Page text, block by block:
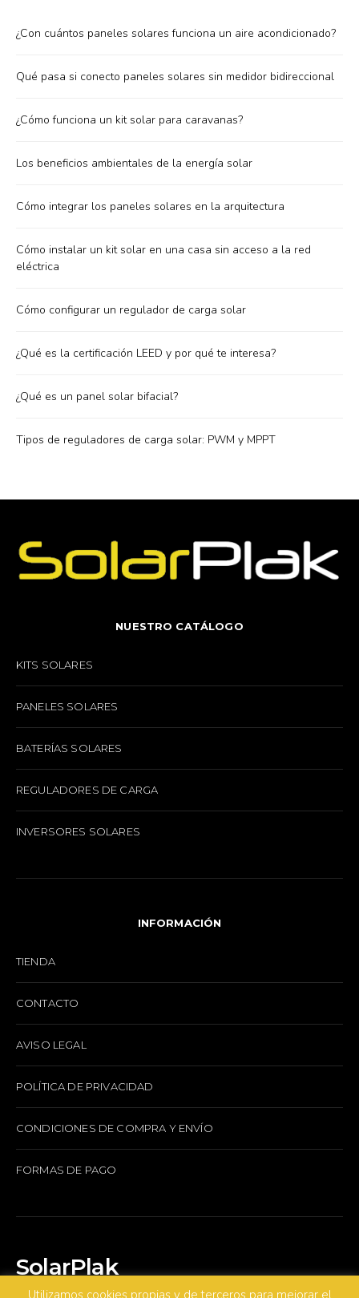
¿Con cuántos paneles solares funciona un aire acondicionado?
Qué pasa si conecto paneles solares sin medidor bidireccional
¿Cómo funciona un kit solar para caravanas?
Los beneficios ambientales de la energía solar
Cómo integrar los paneles solares en la arquitectura
Cómo instalar un kit solar en una casa sin acceso a la red
eléctrica
Cómo configurar un regulador de carga solar
¿Qué es la certificación LEED y por qué te interesa?
¿Qué es un panel solar bifacial?
Tipos de reguladores de carga solar: PWM y MPPT
NUESTRO CATÁLOGO
KITS SOLARES
PANELES SOLARES
BATERÍAS SOLARES
REGULADORES DE CARGA
INVERSORES SOLARES
INFORMACIÓN
TIENDA
CONTACTO
AVISO LEGAL
POLÍTICA DE PRIVACIDAD
CONDICIONES DE COMPRA Y ENVÍO
FORMAS DE PAGO
SolarPlak
Utilizamos cookies propias y de terceros para mejorar el